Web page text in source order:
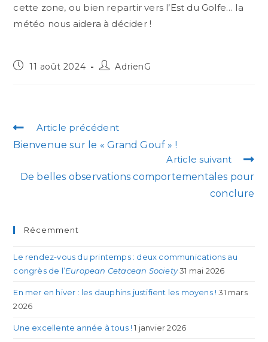
cette zone, ou bien repartir vers l’Est du Golfe… la
météo nous aidera à décider !
11 août 2024 AdrienG
Article précédent
Bienvenue sur le « Grand Gouf » !
Article suivant
De belles observations comportementales pour
conclure
Récemment
Le rendez-vous du printemps : deux communications au
congrès de l’European Cetacean Society 31 mai 2026
En mer en hiver : les dauphins justifient les moyens ! 31 mars
2026
Une excellente année à tous ! 1 janvier 2026